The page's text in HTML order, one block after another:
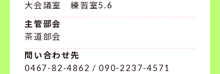
大会議室 練習室5.6
主管部会
茶道部会
問い合わせ先
0467-82-4862 / 090-2237-4571